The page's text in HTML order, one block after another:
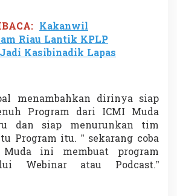
Kakanwil
Riau Lantik KPLP
Kasibinadik Lapas
menambahkan dirinya siap
Program dari ICMI Muda
dan siap menurunkan tim
Program itu. ” sekarang coba
ini membuat program
Webinar atau Podcast.”